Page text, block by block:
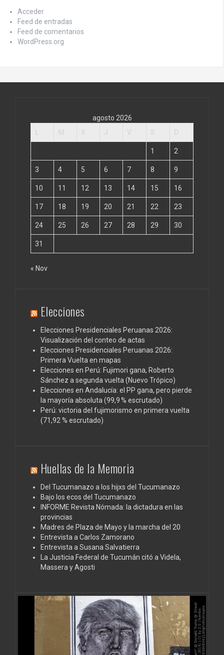
Acceder
Feed de entradas
Feed de comentarios
WordPress.org
agosto 2026
1 2
3 4 5 6 7 8 9
10 11 12 13 14 15 16
17 18 19 20 21 22 23
24 25 26 27 28 29 30
31
« Nov
Elecciones
Elecciones Presidenciales Peruanas 2026:
Visualización del conteo de actas
Elecciones Presidenciales Peruanas 2026:
Primera Vuelta en mapas
Elecciones en Perú: Fujimori gana, Roberto
Sánchez a segunda vuelta (Nuevo Trópico)
Elecciones en Andalucía: el PP gana, pero pierde
la mayoría absoluta (99,9 % escrutado)
Perú: victoria del fujimorismo en primera vuelta
(71,92 % escrutado)
Huellas de la Memoria
Del Tucumanazo a los hijxs del Tucumanazo
Bajo los ecos del Tucumanazo
INFORME Revista Nómada: la dictadura en las
provincias
Madres de Plaza de Mayo y la marcha del 20
Entrevista a Carlos Zamorano
Entrevista a Susana Salvatierra
La Justicia Federal de Tucumán citó a Videla,
Massera y Agosti